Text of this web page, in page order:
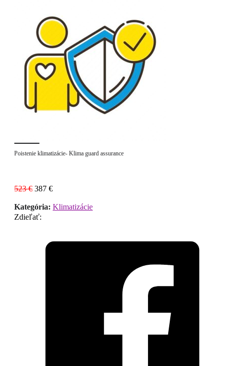
Poistenie klimatizácie- Klima guard assurance
523€ Pôvodná
bola:
523 €.
387 €Aktuálna
je:
Kategória: Klimatizácie
Zdieľať: